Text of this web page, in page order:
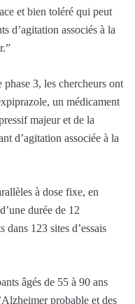
et bien toléré qui peut
d’agitation associés à la
3, les chercheurs ont
un médicament
majeur et de la
d’agitation associée à la
à dose fixe, en
durée de 12
dans 123 sites d’essais
âgés de 55 à 90 ans
probable et des